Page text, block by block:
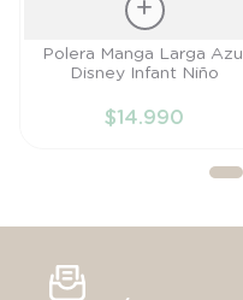
Talla
Polera Manga Larga Azul
Disney Infant Niño
$14.990